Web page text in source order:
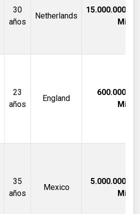
30
años
Netherlands
15.000.000,00
Mill €
23
años
England
600.000,00
Mill €
35
años
Mexico
5.000.000,00
Mill €